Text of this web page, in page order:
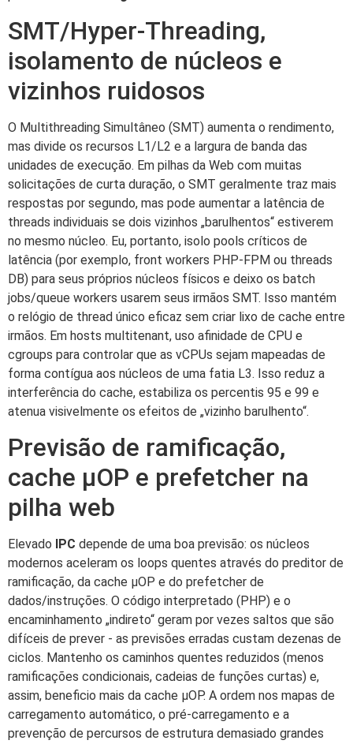
SMT/Hyper-Threading,
isolamento de núcleos e
vizinhos ruidosos
O Multithreading Simultâneo (SMT) aumenta o rendimento,
mas divide os recursos L1/L2 e a largura de banda das
unidades de execução. Em pilhas da Web com muitas
solicitações de curta duração, o SMT geralmente traz mais
respostas por segundo, mas pode aumentar a latência de
threads individuais se dois vizinhos „barulhentos“ estiverem
no mesmo núcleo. Eu, portanto, isolo pools críticos de
latência (por exemplo, front workers PHP-FPM ou threads
DB) para seus próprios núcleos físicos e deixo os batch
jobs/queue workers usarem seus irmãos SMT. Isso mantém
o relógio de thread único eficaz sem criar lixo de cache entre
irmãos. Em hosts multitenant, uso afinidade de CPU e
cgroups para controlar que as vCPUs sejam mapeadas de
forma contígua aos núcleos de uma fatia L3. Isso reduz a
interferência do cache, estabiliza os percentis 95 e 99 e
atenua visivelmente os efeitos de „vizinho barulhento“.
Previsão de ramificação,
cache µOP e prefetcher na
pilha web
Elevado IPC depende de uma boa previsão: os núcleos
modernos aceleram os loops quentes através do preditor de
ramificação, da cache µOP e do prefetcher de
dados/instruções. O código interpretado (PHP) e o
encaminhamento „indireto“ geram por vezes saltos que são
difíceis de prever - as previsões erradas custam dezenas de
ciclos. Mantenho os caminhos quentes reduzidos (menos
ramificações condicionais, cadeias de funções curtas) e,
assim, beneficio mais da cache µOP. A ordem nos mapas de
carregamento automático, o pré-carregamento e a
prevenção de percursos de estrutura demasiado grandes